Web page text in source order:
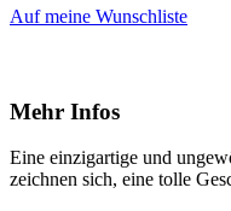
Auf meine Wunschliste
Mehr Infos
Eine einzigartige und
zeichnen sich, eine tolle